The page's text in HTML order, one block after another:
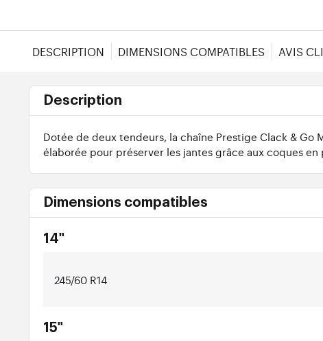
DESCRIPTION DIMENSIONS COMPATIBLES AVIS
Description
Dotée de deux tendeurs, la chaîne Prestige Clack &
élaborée pour préserver les jantes grâce aux coques
Dimensions compatibles
14"
245/60 R14
15"